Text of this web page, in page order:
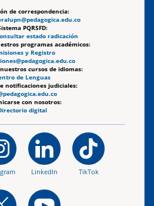
de correspondencia:
PQRSFD:
estado radicación
programas académicos:
y Registro
cursos de idiomas:
de Lenguas
notificaciones judiciales:
con nosotros:
digital
LinkedIn TikTok